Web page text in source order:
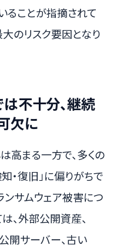
ることが指摘されて
大のリスク要因となり
不十分、継続
欠に
高まる一方で、多くの
・復旧」に偏りがちで
ンサムウェア被害につ
、外部公開資産、
開サーバー、古い